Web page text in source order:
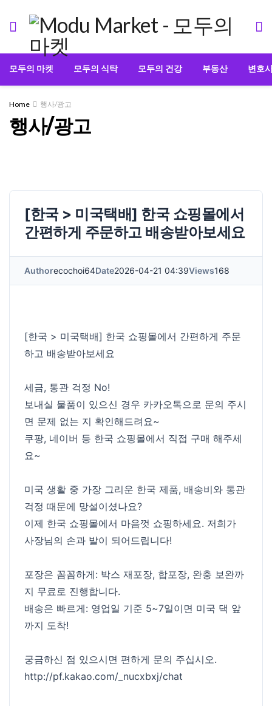
모두의 마켓 모두의 식탁 모두의 건강 부동산 변호
Home 행사/광고
행사/광고
[한국 > 미국택배] 한국 쇼핑몰에서
간편하게 주문하고 배송받아보세요
Authorecochoi64Date2026-04-21 04:39Views168
[한국 > 미국택배] 한국 쇼핑몰에서 간편하게 주문
하고 배송받아보세요
세금, 통관 걱정 No!
보내실 물품이 있으신 경우 카카오톡으로 문의 주시
면 문제 없는 지 확인해드려요~
쿠팡, 네이버 등 한국 쇼핑몰에서 직접 구매 해주세
요~
미국 생활 중 가장 그리운 한국 제품, 배송비와 통관
걱정 때문에 망설이셨나요?
이제 한국 쇼핑몰에서 마음껏 쇼핑하세요. 저희가
사장님의 손과 발이 되어드립니다!
포장은 꼼꼼하게: 박스 재포장, 합포장, 완충 보완까
지 무료로 진행합니다.
배송은 빠르게: 영업일 기준 5~7일이면 미국 댁 앞
까지 도착!
궁금하신 점 있으시면 편하게 문의 주십시오.
http://pf.kakao.com/_nucxbxj/chat